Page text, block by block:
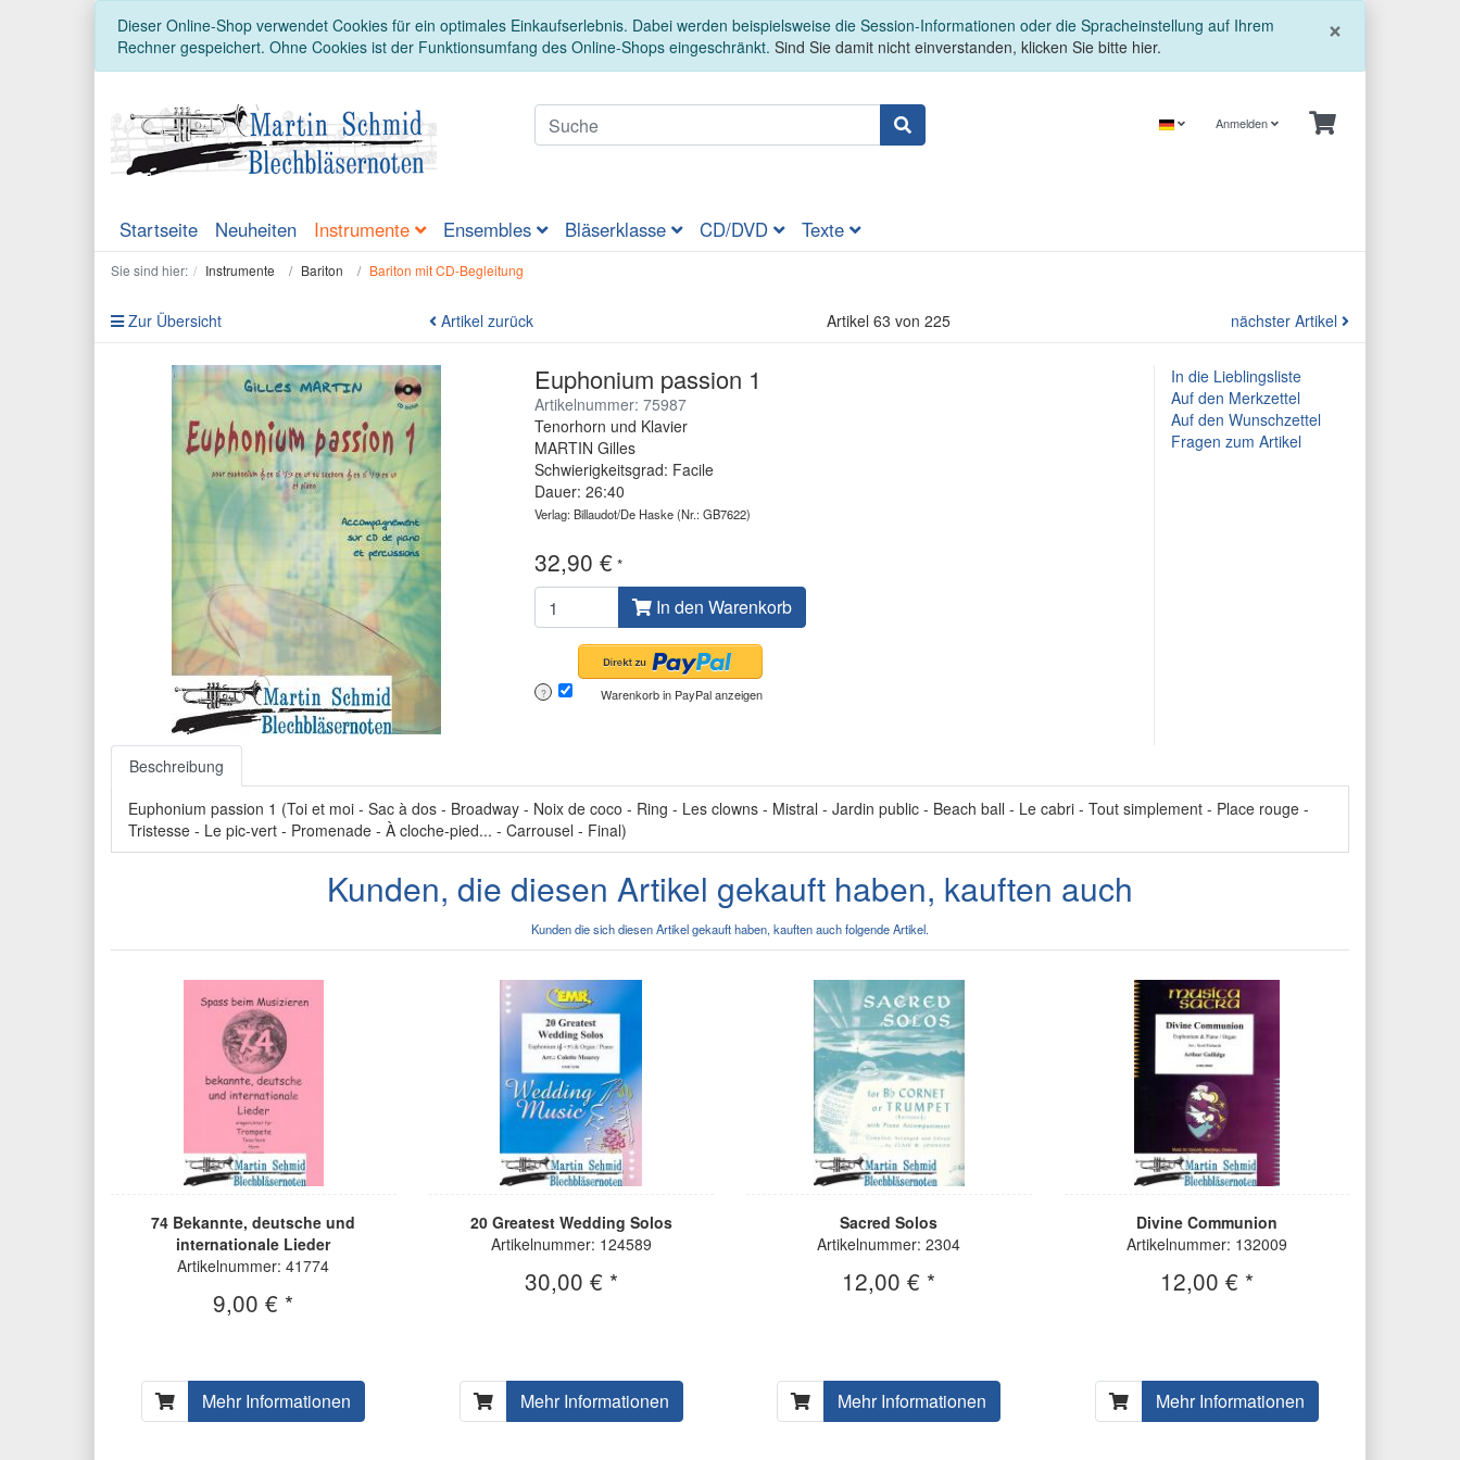
×
Dieser Online-Shop verwendet Cookies für ein optimales Einkaufserlebnis. Dabei werden beispielsweise die Session-Informationen oder die Spracheinstellung auf Ihrem
Rechner gespeichert. Ohne Cookies ist der Funktionsumfang des Online-Shops eingeschränkt. Sind Sie damit nicht einverstanden, klicken Sie bitte hier.
Anmelden
Startseite Neuheiten Instrumente Ensembles Bläserklasse CD/DVD Texte
Sie sind hier: Instrumente Bariton Bariton mit CD-Begleitung
Zur Übersicht Artikel zurück Artikel 63 von 225 nächster Artikel
Euphonium passion 1
Artikelnummer: 75987
Tenorhorn und Klavier
MARTIN Gilles
Schwierigkeitsgrad: Facile
Dauer: 26:40
Verlag: Billaudot/De Haske(Nr.: GB7622)
32,90 € *
In den Warenkorb
? Warenkorb in PayPal anzeigen
In die Lieblingsliste
Auf den Merkzettel
Auf den Wunschzettel
Fragen zum Artikel
Beschreibung
Euphonium passion 1 (Toi et moi - Sac à dos - Broadway - Noix de coco - Ring - Les clowns - Mistral - Jardin public - Beach ball - Le cabri - Tout simplement - Place rouge -
Tristesse - Le pic-vert - Promenade - À cloche-pied... - Carrousel - Final)
Kunden, die diesen Artikel gekauft haben, kauften auch
Kunden die sich diesen Artikel gekauft haben, kauften auch folgende Artikel.
74 Bekannte, deutsche und
internationale Lieder
Artikelnummer: 41774
9,00 € *
Mehr Informationen
20 Greatest Wedding Solos
Artikelnummer: 124589
30,00 € *
Mehr Informationen
Sacred Solos
Artikelnummer: 2304
12,00 € *
Mehr Informationen
Divine Communion
Artikelnummer: 132009
12,00 € *
Mehr Informationen